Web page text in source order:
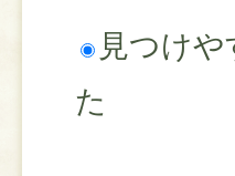
見つけ
た